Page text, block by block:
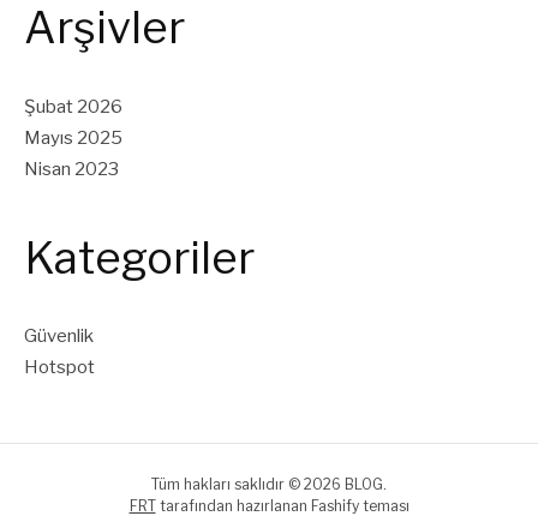
Arşivler
Şubat 2026
Mayıs 2025
Nisan 2023
Kategoriler
Güvenlik
Hotspot
Tüm hakları saklıdır © 2026 BLOG.
FRTtarafından hazırlanan Fashify teması